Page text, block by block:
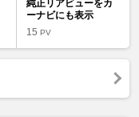
純正リアビューをカ
ーナビにも表示
15 PV